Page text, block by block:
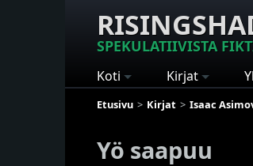
SPEKULATIIVISTA
Koti Kirjat
Etusivu Kirjat Isaac
Yö saapuu